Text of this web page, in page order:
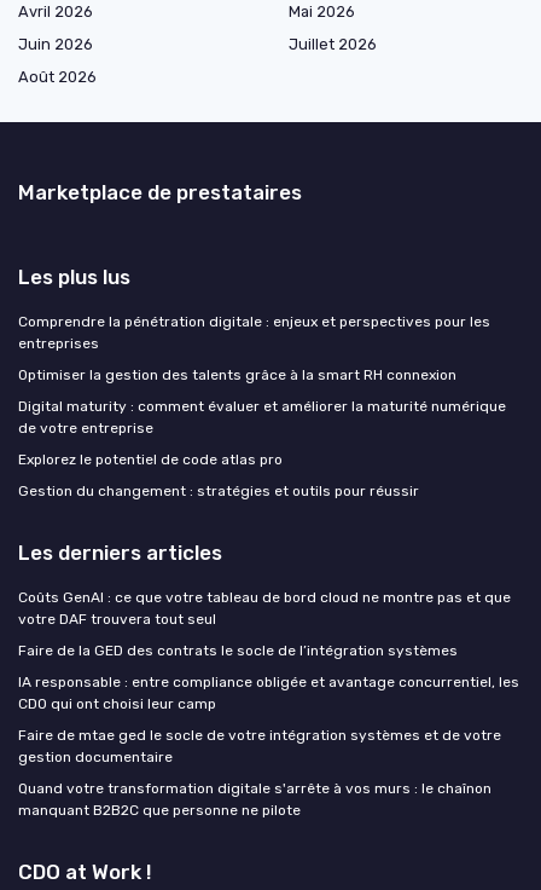
Avril 2026
Mai 2026
Juin 2026
Juillet 2026
Août 2026
Marketplace de prestataires
Les plus lus
Comprendre la pénétration digitale : enjeux et perspectives pour les
entreprises
Optimiser la gestion des talents grâce à la smart RH connexion
Digital maturity : comment évaluer et améliorer la maturité numérique
de votre entreprise
Explorez le potentiel de code atlas pro
Gestion du changement : stratégies et outils pour réussir
Les derniers articles
Coûts GenAI : ce que votre tableau de bord cloud ne montre pas et que
votre DAF trouvera tout seul
Faire de la GED des contrats le socle de l’intégration systèmes
IA responsable : entre compliance obligée et avantage concurrentiel, les
CDO qui ont choisi leur camp
Faire de mtae ged le socle de votre intégration systèmes et de votre
gestion documentaire
Quand votre transformation digitale s'arrête à vos murs : le chaînon
manquant B2B2C que personne ne pilote
CDO at Work !